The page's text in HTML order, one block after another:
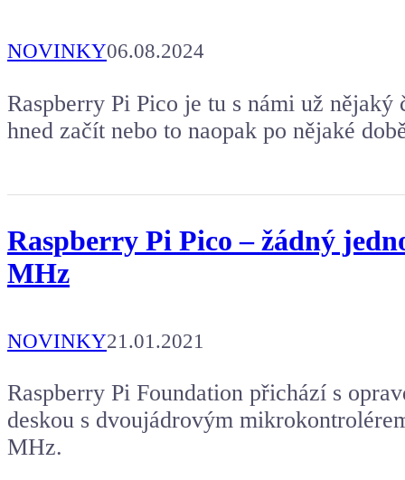
NOVINKY06.08.2024
Raspberry Pi Pico je tu s námi už
hned začít nebo to naopak po nějaké
Raspberry Pi Pico – žádný
MHz
NOVINKY21.01.2021
Raspberry Pi Foundation přichází s
deskou s dvoujádrovým
MHz.